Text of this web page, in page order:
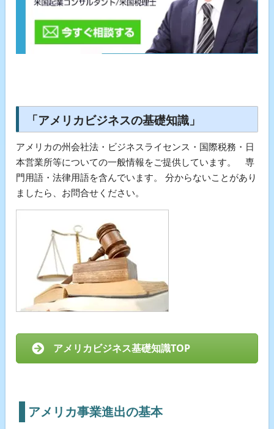
「アメリカビジネスの基礎知識」
アメリカの州会社法・ビジネスライセンス・国際税務・日
本営業所等についての一般情報をご提供しています。 専
門用語・法律用語を含んでいます。 分からないことがあり
ましたら、お問合せください。
アメリカビジネス基礎知識TOP
アメリカ事業進出の基本